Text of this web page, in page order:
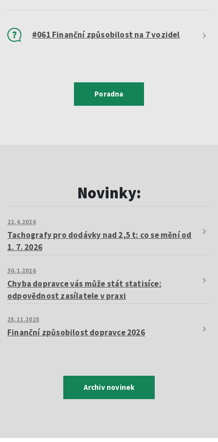
#061 Finanční způsobilost na 7 vozidel
Poradna
Novinky:
22.4.2026
Tachografy pro dodávky nad 2,5 t: co se mění od
1. 7. 2026
30.1.2026
Chyba dopravce vás může stát statisíce:
odpovědnost zasílatele v praxi
25.11.2025
Finanční způsobilost dopravce 2026
Archiv novinek